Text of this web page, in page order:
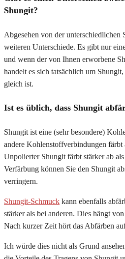
Shungit?
Abgesehen von der unterschiedlichen
weiteren Unterschiede. Es gibt nur
und wenn der von Ihnen erworbene
handelt es sich tatsächlich um
gleich ist.
Ist es üblich, dass Shungit
Shungit ist eine (sehr besondere)
andere Kohlenstoffverbindungen färbt
Unpolierter Shungit färbt stärker ab
Verfärbung können Sie den Shungit
verringern.
Shungit-Schmuck kann ebenfalls
stärker als bei anderen. Dies hängt
Nach kurzer Zeit hört das Abfärben
Ich würde dies nicht als Grund